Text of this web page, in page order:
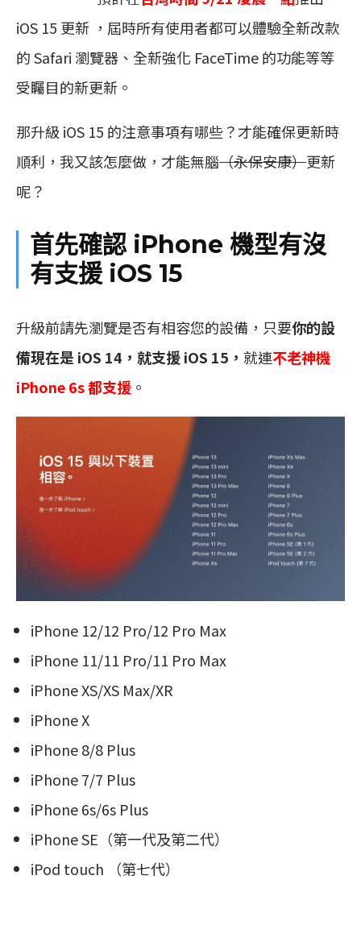
iOS 15 更新 ，屆時所有使用者都可以體驗全新改款
的 Safari 瀏覽器、全新強化 FaceTime 的功能等等
受矚目的新更新。
那升級 iOS 15 的注意事項有哪些？才能確保更新時
順利，我又該怎麼做，才能無腦（永保安康）更新
呢？
首先確認 iPhone 機型有沒
有支援 iOS 15
升級前請先瀏覽是否有相容您的設備，只要你的設
備現在是 iOS 14，就支援 iOS 15， 就連不老神機
iPhone 6s 都支援 。
iPhone 12/12 Pro/12 Pro Max
iPhone 11/11 Pro/11 Pro Max
iPhone XS/XS Max/XR
iPhone X
iPhone 8/8 Plus
iPhone 7/7 Plus
iPhone 6s/6s Plus
iPhone SE（第一代及第二代）
iPod touch （第七代）